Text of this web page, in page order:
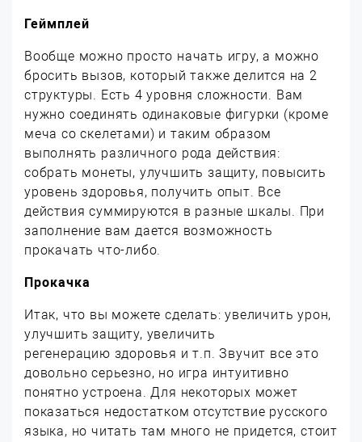
Геймплей
Вообще можно просто начать игру, а можно
бросить вызов, который также делится на 2
структуры. Есть 4 уровня сложности. Вам
нужно соединять одинаковые фигурки (кроме
меча со скелетами) и таким образом
выполнять различного рода действия:
собрать монеты, улучшить защиту, повысить
уровень здоровья, получить опыт. Все
действия суммируются в разные шкалы. При
заполнение вам дается возможность
прокачать что-либо.
Прокачка
Итак, что вы можете сделать: увеличить урон,
улучшить защиту, увеличить
регенерацию здоровья и т.п. Звучит все это
довольно серьезно, но игра интуитивно
понятно устроена. Для некоторых может
показаться недостатком отсутствие русского
языка, но читать там много не придется, стоит